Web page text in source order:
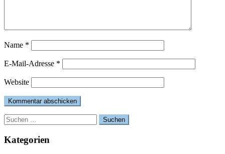
Name *
E-Mail-Adresse *
Website
Suchen
nach:
Kategorien